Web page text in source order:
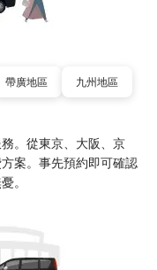
帶廣地區 九州地區
。從東京、大阪、京
案。事先預約即可確認
。